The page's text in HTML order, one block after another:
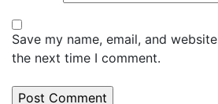
Save my name, email, and
the next time I comment.